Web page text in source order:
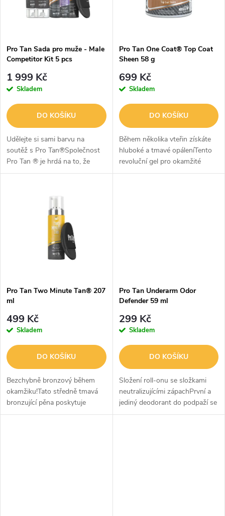
p
r
o
d
u
s
p
r
o
d
u
Pro Tan Sada pro muže - Male
Competitor Kit 5 pcs
1 999 Kč
Skladem
DO KOŠÍKU
Udělejte si sami barvu na
soutěž s Pro Tan®Společnost
Pro Tan ® je hrdá na to, že
může všem mužským
na pódiu vypadali co...
Pro Tan One Coat® Top Coat
Sheen 58 g
699 Kč
Skladem
DO KOŠÍKU
Během několika vteřin získáte
hluboké a tmavé opáleníTento
revoluční gel pro okamžité
bronzování je ideální pro ty,
Pro Tan Two Minute Tan® 207
ml
499 Kč
Skladem
DO KOŠÍKU
Bezchybně bronzový během
okamžiku!Tato středně tmavá
bronzující pěna poskytuje
bezchybnou, rychle působící
Pro Tan Underarm Odor
Defender 59 ml
299 Kč
Skladem
DO KOŠÍKU
Složení roll-onu se složkami
neutralizujícími zápachPrvní a
jediný deodorant do podpaží se
složkami neutralizujícími zápach